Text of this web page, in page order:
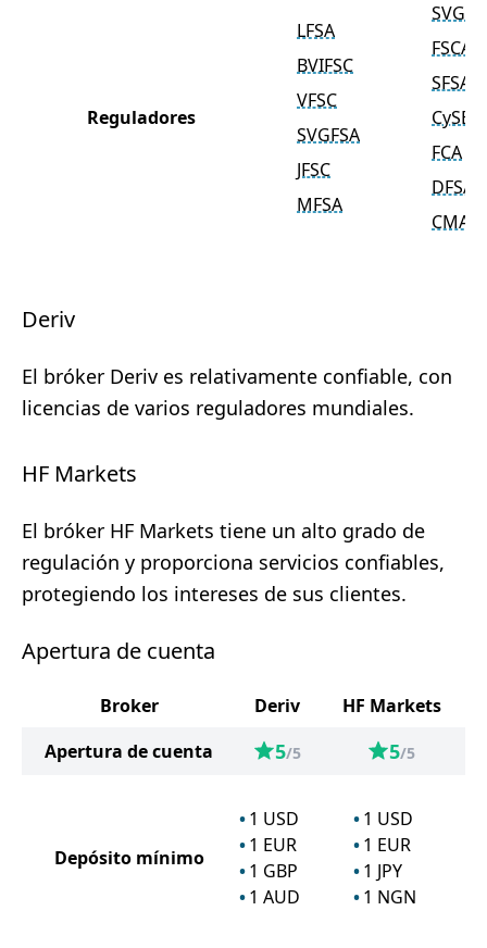
Reguladores
LFSA
BVIFSC
VFSC
SVGFSA
JFSC
MFSA
FSCA
SFSA
CySEC
FCA
DFSA
CMA
Deriv
El bróker Deriv es relativamente confiable, con
licencias de varios reguladores mundiales.
HF Markets
El bróker HF Markets tiene un alto grado de
regulación y proporciona servicios confiables,
protegiendo los intereses de sus clientes.
Apertura de cuenta
Broker Deriv
HF Markets
Apertura de cuenta
5/5 5/5
Depósito mínimo
1 USD
1 EUR
1 GBP
1 AUD
1 USD
1 EUR
1 JPY
1 NGN